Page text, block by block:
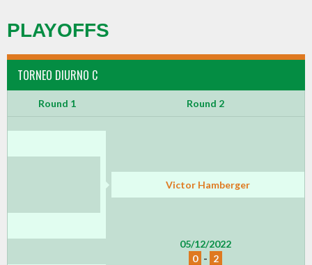
PLAYOFFS
TORNEO DIURNO C
Round 1 Round 2
Victor Hamberger
05/12/2022
0 - 2